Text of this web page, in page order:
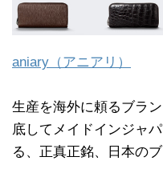
aniary（アニアリ）
生産を海外に頼るブラ
底してメイドインジャ
る、正真正銘、日本のブ